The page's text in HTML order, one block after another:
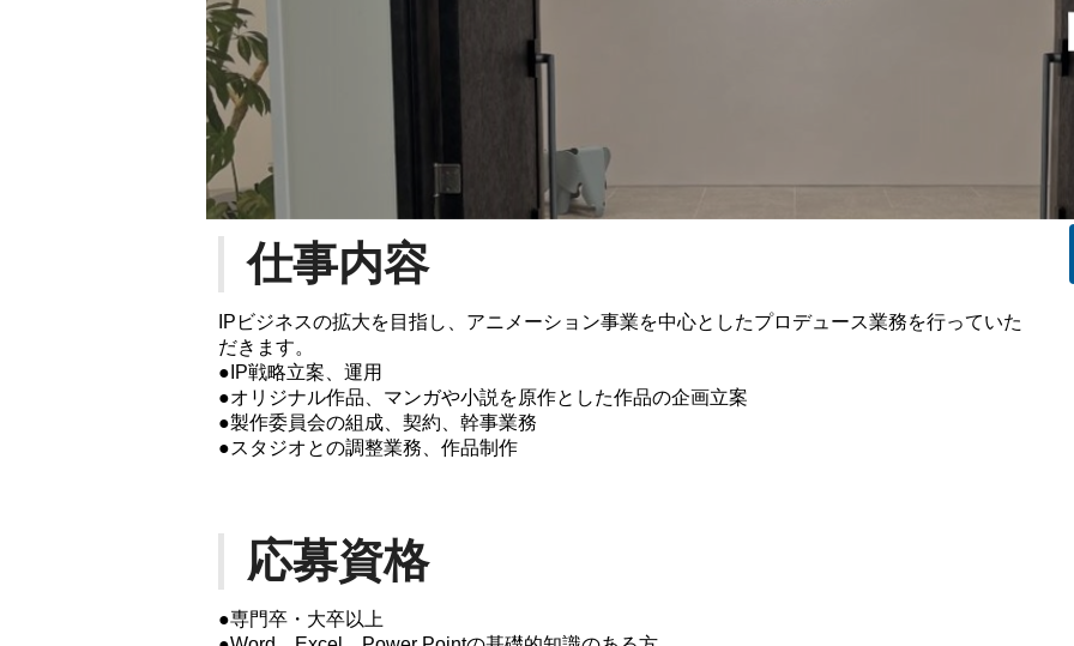
仕事内容
IPビジネスの拡大を目指し、アニメーション事業を中心としたプロデュース業務を行っていた
だきます。
●IP戦略立案、運用
●オリジナル作品、マンガや小説を原作とした作品の企画立案
●製作委員会の組成、契約、幹事業務
●スタジオとの調整業務、作品制作
応募資格
●専門卒・大卒以上